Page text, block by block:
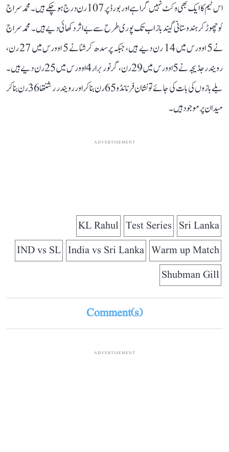
اس ٹیم کا ایک بھی وکٹ نہیں گرا ہے اور بورڈ پر 107 رن درج ہو چکے ہیں۔ محمد سراج
کو چھوڑ کر ہندوستانی گیندباز اب تک پوری طرح سے بے اثر دکھائی دیے ہیں۔ محمد سراج
نے 5 اوورس میں 14 رن دیے ہیں، جبکہ پرسدھ کرشنا نے 5 اوورس میں 27 رن،
رویندر جڈیجہ نے 5 اوورس میں 29 رن، گرنور برار 4 اوورس میں 25 رن دیے ہیں۔
بلے بازوں کی بات کی جائے تو نشان فرنانڈو 65 رن بنا کر اور رویندر رشنتھا 36 رن بنا کر
میدان پر موجود ہیں۔
ADVERTISEMENT
Sri Lanka
Test Series
KL Rahul
Warm up Match
India vs Sri Lanka
IND vs SL
Shubman Gill
Comment(s)
ADVERTISEMENT